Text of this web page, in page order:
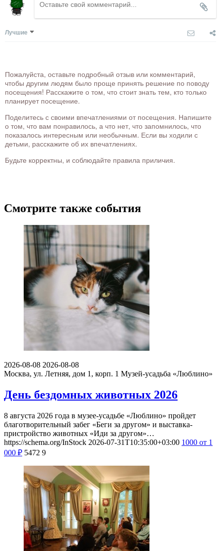
Лучшие
Пожалуйста, оставьте подробный отзыв или комментарий,
чтобы другим людям было проще принять решение по поводу
посещения! Расскажите о том, что стоит знать тем, кто только
планирует посещение.
Поделитесь с своими впечатлениями от посещения. Напишите
о том, что вам понравилось, а что нет, что запомнилось, что
показалось интересным или необычным. Если вы ходили с
детьми, расскажите об их впечатлениях.
Будьте корректны, и соблюдайте правила приличия.
Смотрите также события
2026-08-08 2026-08-08
Москва, ул. Летняя, дом 1, корп. 1 Музей-усадьба «Люблино»
День бездомных животных 2026
8 августа 2026 года в музее-усадьбе «Люблино» пройдет
благотворительный забег «Беги за другом» и выставка-
пристройство животных «Иди за другом»…
https://schema.org/InStock 2026-07-31T10:35:00+03:00 1000 от 1
000 ₽ 5472 9